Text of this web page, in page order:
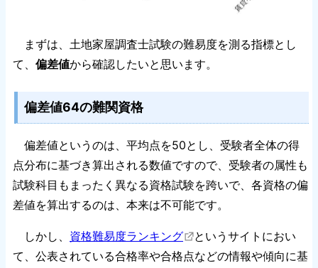
まずは、土地家屋調査士試験の難易度を測る指標とし
て、 偏差値から確認したいと思います。
偏差値64の難関資格
偏差値というのは、平均点を50とし、受験者全体の得
点分布に基づき算出される数値ですので、受験者の属性も
試験科目もまったく異なる資格試験を跨いで、各資格の偏
差値を算出するのは、本来は不可能です。
しかし、 資格難易度ランキング
というサイトにおい
て、公表されている合格率や合格点などの情報や傾向に基